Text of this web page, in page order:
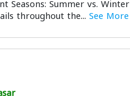
Seasons: Summer vs.
throughout the... See More